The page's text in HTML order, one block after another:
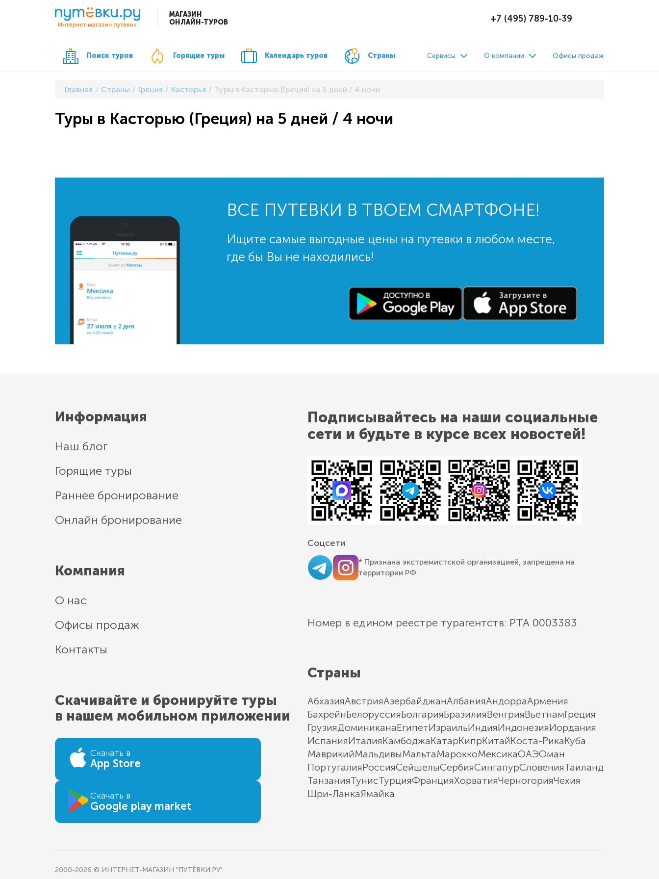
МАГАЗИН
ОНЛАЙН-ТУРОВ
+7 (495) 789-10-39
Поиск туров Горящие туры Календарь туров Страны Сервисы О компании Офисы продаж
Главная Страны Греция Касторья Туры в Касторью (Греция) на 5 дней / 4 ночи
Туры в Касторью (Греция) на 5 дней / 4 ночи
ВСЕ ПУТЕВКИ В ТВОЕМ СМАРТФОНЕ!
Ищите самые выгодные цены на путевки в любом месте,
где бы Вы не находились!
Информация
Наш блог
Горящие туры
Раннее бронирование
Онлайн бронирование
Компания
О нас
Офисы продаж
Контакты
Скачивайте и бронируйте туры
в нашем мобильном приложении
Скачать в
App Store
Скачать в
Google play market
Подписывайтесь на наши социальные
сети и будьте в курсе всех новостей!
Соцсети
* Признана экстремистской организацией, запрещена на
территории РФ
Номер в едином реестре турагентств: РТА 0003383
Страны
АбхазияАвстрияАзербайджанАлбанияАндорраАрмения
БахрейнБелоруссияБолгарияБразилияВенгрияВьетнамГреция
ГрузияДоминиканаЕгипетИзраильИндияИндонезияИордания
ИспанияИталияКамбоджаКатарКипрКитайКоста-РикаКуба
МаврикийМальдивыМальтаМароккоМексикаОАЭОман
ПортугалияРоссияСейшелыСербияСингапурСловенияТаиланд
ТанзанияТунисТурцияФранцияХорватияЧерногорияЧехия
Шри-ЛанкаЯмайка
2000-2026 © ИНТЕРНЕТ-МАГАЗИН "ПУТЁВКИ.РУ"